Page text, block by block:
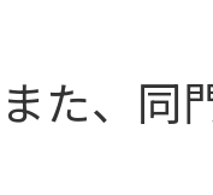
また、同